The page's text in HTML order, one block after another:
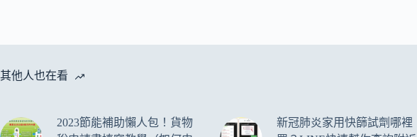
其他人也在看
2023節能補助懶人包！貨物
新冠肺炎家用快篩試劑哪裡